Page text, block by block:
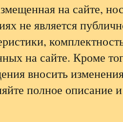
на сайте,
не является
на сайте. Кроме
вносить
полное описание